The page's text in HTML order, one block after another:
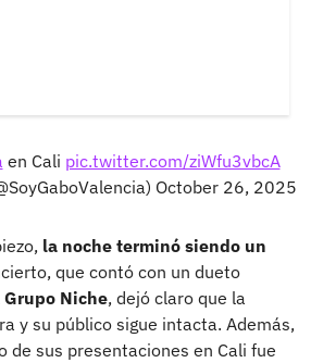
en Cali pic.twitter.com/ziWfu3vbcA
October 26, 2025
la noche terminó siendo un
que contó con un dueto
Grupo Niche, dejó claro que la
y su público sigue intacta. Además,
de sus presentaciones en Cali fue